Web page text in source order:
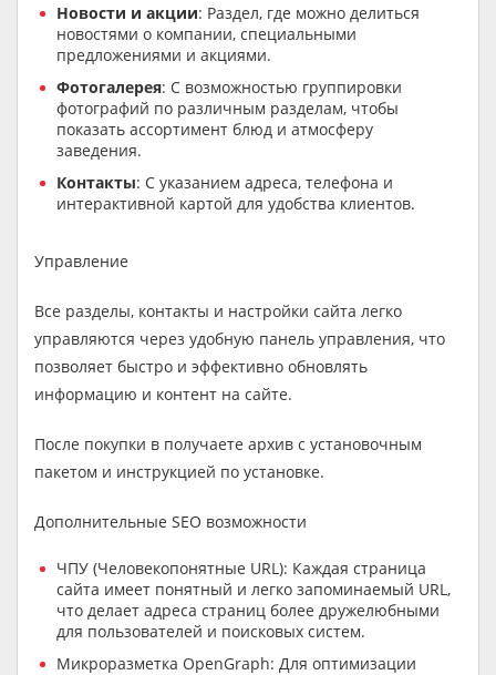
Новости и акции: Раздел, где можно делиться
новостями о компании, специальными
предложениями и акциями.
Фотогалерея: С возможностью группировки
фотографий по различным разделам, чтобы
показать ассортимент блюд и атмосферу
заведения.
Контакты: С указанием адреса, телефона и
интерактивной картой для удобства клиентов.
Управление
Все разделы, контакты и настройки сайта легко
управляются через удобную панель управления, что
позволяет быстро и эффективно обновлять
информацию и контент на сайте.
После покупки в получаете архив с установочным
пакетом и инструкцией по установке.
Дополнительные SEO возможности
ЧПУ (Человекопонятные URL): Каждая страница
сайта имеет понятный и легко запоминаемый URL,
что делает адреса страниц более дружелюбными
для пользователей и поисковых систем.
Микроразметка OpenGraph: Для оптимизации